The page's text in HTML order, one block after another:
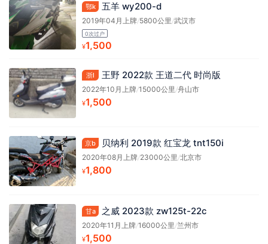
鄂k 五羊 wy200-d
2019年04月上牌/5800公里/武汉市
0次过户
¥1,500
浙l 王野 2022款 王道二代 时尚版
2022年10月上牌/15000公里/舟山市
¥1,500
京b 贝纳利 2019款 红宝龙 tnt150i
2020年08月上牌/23000公里/北京市
¥1,800
甘a 之威 2023款 zw125t-22c
2020年11月上牌/16000公里/兰州市
¥1,500